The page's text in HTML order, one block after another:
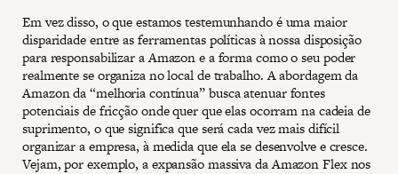
Em vez disso, o que estamos testemunhando é uma maior
disparidade entre as ferramentas políticas à nossa disposição
para responsabilizar a Amazon e a forma como o seu poder
realmente se organiza no local de trabalho. A abordagem da
Amazon da “melhoria contínua” busca atenuar fontes
potenciais de fricção onde quer que elas ocorram na cadeia de
suprimento, o que significa que será cada vez mais difícil
organizar a empresa, à medida que ela se desenvolve e cresce.
Vejam, por exemplo, a expansão massiva da Amazon Flex nos